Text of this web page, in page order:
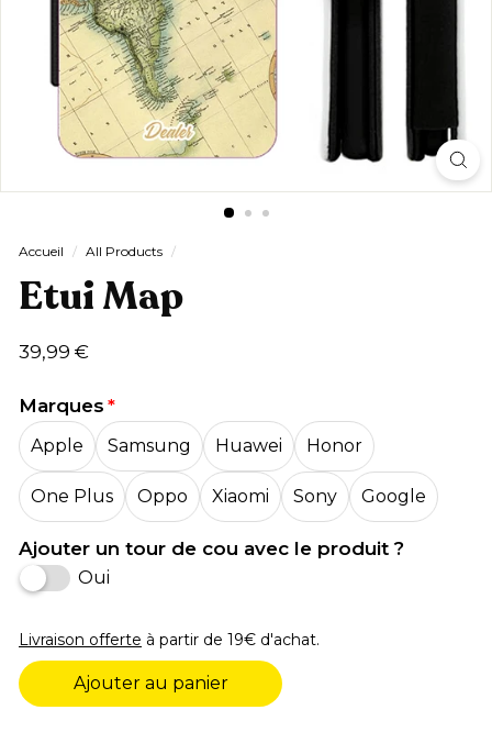
Accueil / All Products /
Etui Map
Prix
39,99 €39,99
Marques
Apple Samsung Huawei Honor
One Plus Oppo Xiaomi Sony Google
Ajouter un tour de cou avec le produit ?
Oui
Livraison offerte à partir de 19€ d'achat.
Ajouter au panier